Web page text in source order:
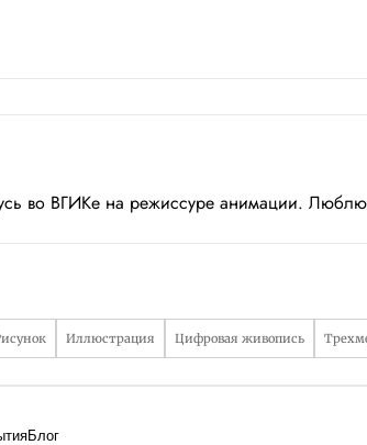
во ВГИКе на режиссуре анимации. Люблю
Иллюстрация Цифровая живопись
Блог